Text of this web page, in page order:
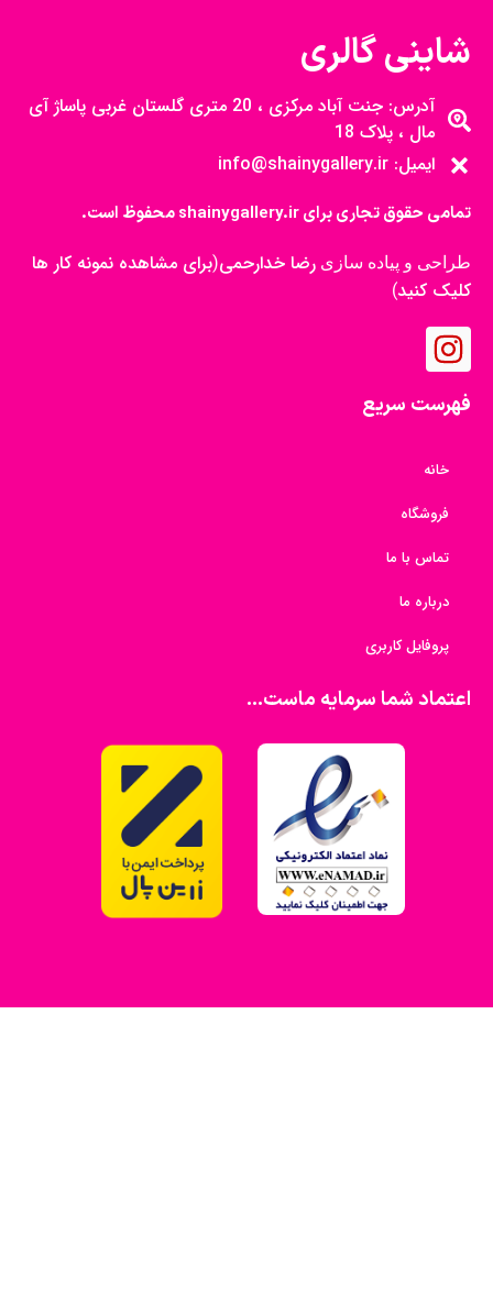
شاینی گالری
آدرس: جنت آباد مرکزی ، 20 متری گلستان غربی پاساژ آی
مال ، پلاک 18
ایمیل: info@shainygallery.ir
تمامی حقوق تجاری برای shainygallery.ir محفوظ است.
طراحی و پیاده سازی رضا خدارحمی(برای مشاهده نمونه کار ها
کلیک کنید)
فهرست سریع
خانه
فروشگاه
تماس با ما
درباره ما
پروفایل کاربری
اعتماد شما سرمایه ماست...